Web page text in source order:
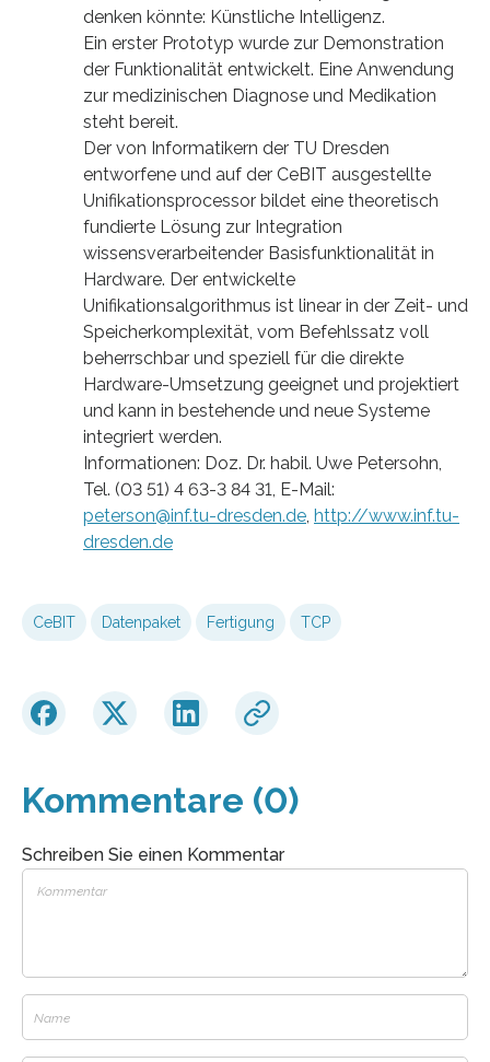
denken könnte: Künstliche Intelligenz.
Ein erster Prototyp wurde zur Demonstration
der Funktionalität entwickelt. Eine Anwendung
zur medizinischen Diagnose und Medikation
steht bereit.
Der von Informatikern der TU Dresden
entworfene und auf der CeBIT ausgestellte
Unifikationsprocessor bildet eine theoretisch
fundierte Lösung zur Integration
wissensverarbeitender Basisfunktionalität in
Hardware. Der entwickelte
Unifikationsalgorithmus ist linear in der Zeit- und
Speicherkomplexität, vom Befehlssatz voll
beherrschbar und speziell für die direkte
Hardware-Umsetzung geeignet und projektiert
und kann in bestehende und neue Systeme
integriert werden.
Informationen: Doz. Dr. habil. Uwe Petersohn,
Tel. (03 51) 4 63-3 84 31, E-Mail:
peterson@inf.tu-dresden.de http://www.inf.tu-
dresden.de
CeBIT Datenpaket Fertigung TCP
Kommentare (0)
Schreiben Sie einen Kommentar